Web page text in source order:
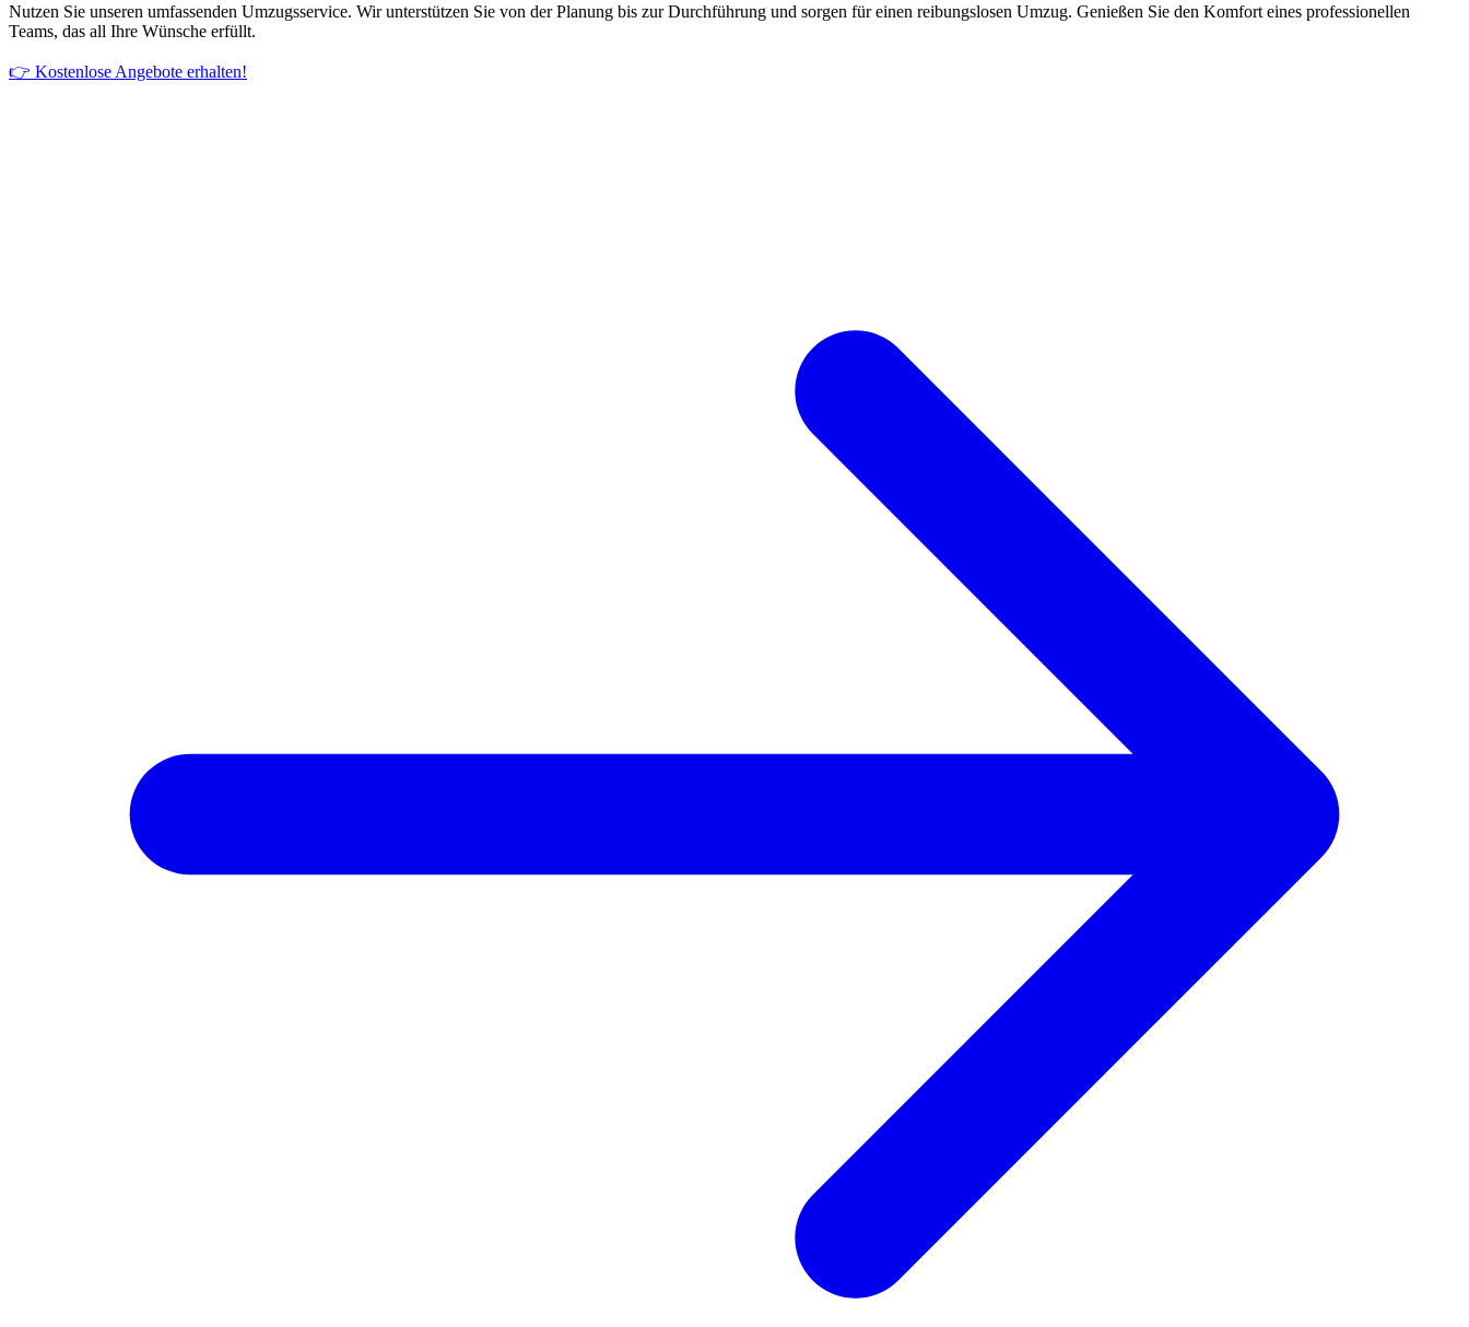
Nutzen Sie unseren umfassenden Umzugsservice. Wir unterstützen Sie von der Planung bis zur Durchführung und sorgen für einen reibungslosen Umzug. Genießen Sie den Komfort eines professionellen
Teams, das all Ihre Wünsche erfüllt.
👉 Kostenlose Angebote erhalten!